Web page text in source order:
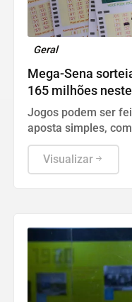
Geral
Mega-Sena
165 milhões
Jogos podem ser
aposta simples,
aposta simples,
Visualizar